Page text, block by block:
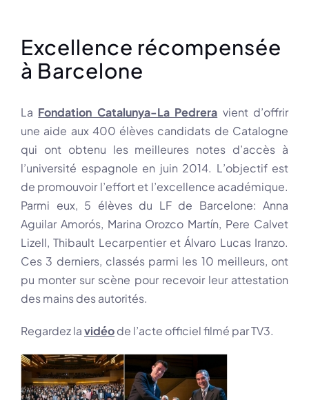
Excellence récompensée
à Barcelone
La Fondation Catalunya-La Pedrera vient d’offrir
une aide aux 400 élèves candidats de Catalogne
qui ont obtenu les meilleures notes d’accès à
l’université espagnole en juin 2014. L’objectif est
de promouvoir l’effort et l’excellence académique.
Parmi eux, 5 élèves du LF de Barcelone: Anna
Aguilar Amorós, Marina Orozco Martín, Pere Calvet
Lizell, Thibault Lecarpentier et Álvaro Lucas Iranzo.
Ces 3 derniers, classés parmi les 10 meilleurs, ont
pu monter sur scène pour recevoir leur attestation
des mains des autorités.
Regardez lavidéode l’acte officiel filmé par TV3.